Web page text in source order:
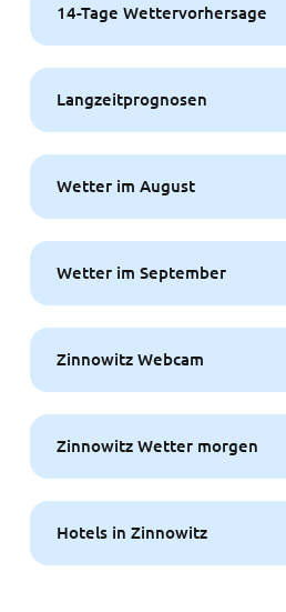
14-Tage Wettervorhersage
Langzeitprognosen
Wetter im August
Wetter im September
Zinnowitz Webcam
Zinnowitz Wetter morgen
Hotels in Zinnowitz